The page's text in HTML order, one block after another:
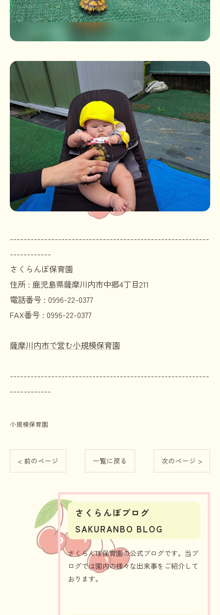
----------------------------------------------------------
------------
さくらんぼ保育園
住所 : 鹿児島県薩摩川内市中郷4丁目211
電話番号 : 0996-22-0377
FAX番号 : 0996-22-0377
薩摩川内市で営む小規模保育園
----------------------------------------------------------
------------
小規模保育園
< 前のページ 一覧に戻る 次のページ >
さくらんぼブログ
SAKURANBO BLOG
さくらんぼ保育園の公式ブログです。当ブ
ログでは園内の様々な出来事をご紹介して
おります。